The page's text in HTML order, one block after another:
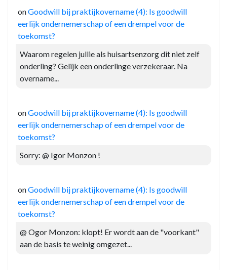
onGoodwill bij praktijkovername (4): Is goodwill
eerlijk ondernemerschap of een drempel voor de
toekomst?
Waarom regelen jullie als huisartsenzorg dit niet zelf
onderling? Gelijk een onderlinge verzekeraar. Na
overname...
onGoodwill bij praktijkovername (4): Is goodwill
eerlijk ondernemerschap of een drempel voor de
toekomst?
Sorry: @ Igor Monzon !
onGoodwill bij praktijkovername (4): Is goodwill
eerlijk ondernemerschap of een drempel voor de
toekomst?
@ Ogor Monzon: klopt! Er wordt aan de "voorkant"
aan de basis te weinig omgezet...